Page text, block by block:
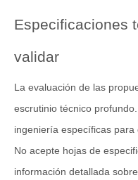
Especificaciones
validar
La evaluación de las
escrutinio técnico
ingeniería específicas
No acepte hojas de
información detallada